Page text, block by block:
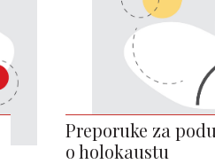
Preporuke za
o holokaustu